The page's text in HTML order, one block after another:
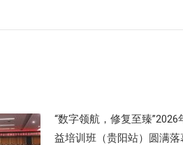
“数字领航，修复至臻”2026
益培训班（贵阳站）圆满落